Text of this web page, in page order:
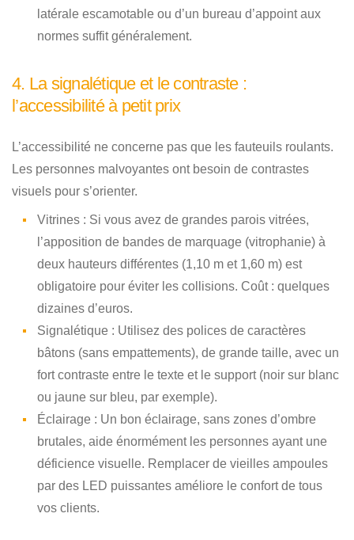
latérale escamotable ou d’un bureau d’appoint aux
normes suffit généralement.
4. La signalétique et le contraste :
l’accessibilité à petit prix
L’accessibilité ne concerne pas que les fauteuils roulants.
Les personnes malvoyantes ont besoin de contrastes
visuels pour s’orienter.
Vitrines : Si vous avez de grandes parois vitrées,
l’apposition de bandes de marquage (vitrophanie) à
deux hauteurs différentes (1,10 m et 1,60 m) est
obligatoire pour éviter les collisions. Coût : quelques
dizaines d’euros.
Signalétique : Utilisez des polices de caractères
bâtons (sans empattements), de grande taille, avec un
fort contraste entre le texte et le support (noir sur blanc
ou jaune sur bleu, par exemple).
Éclairage : Un bon éclairage, sans zones d’ombre
brutales, aide énormément les personnes ayant une
déficience visuelle. Remplacer de vieilles ampoules
par des LED puissantes améliore le confort de tous
vos clients.